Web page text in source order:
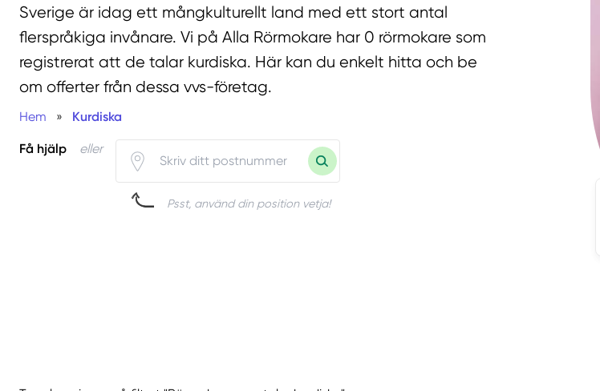
Sverige är idag ett mångkulturellt land med ett stort antal
flerspråkiga invånare. Vi på Alla Rörmokare har 0 rörmokare som
registrerat att de talar kurdiska. Här kan du enkelt hitta och be
om offerter från dessa vvs-företag.
Hem » Kurdiska
Få hjälp eller
Psst, använd din position vetja!